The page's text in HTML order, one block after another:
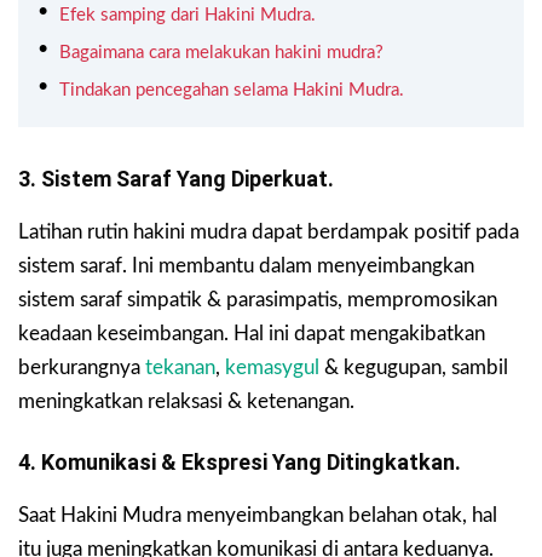
Efek samping dari Hakini Mudra.
Bagaimana cara melakukan hakini mudra?
Tindakan pencegahan selama Hakini Mudra.
3. Sistem Saraf Yang Diperkuat.
Latihan rutin hakini mudra dapat berdampak positif pada
sistem saraf. Ini membantu dalam menyeimbangkan
sistem saraf simpatik & parasimpatis, mempromosikan
keadaan keseimbangan. Hal ini dapat mengakibatkan
berkurangnya tekanan, kemasygul & kegugupan, sambil
meningkatkan relaksasi & ketenangan.
4. Komunikasi & Ekspresi Yang Ditingkatkan.
Saat Hakini Mudra menyeimbangkan belahan otak, hal
itu juga meningkatkan komunikasi di antara keduanya.